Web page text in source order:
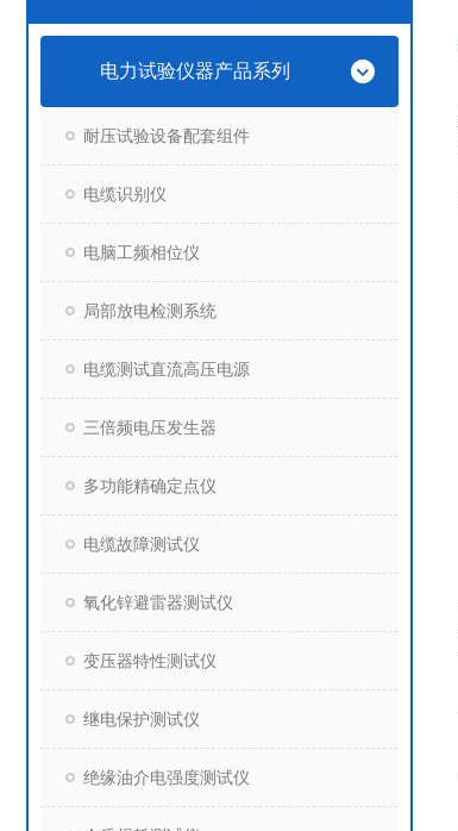
电力试验仪器产品系列
耐压试验设备配套组件
电缆识别仪
电脑工频相位仪
局部放电检测系统
电缆测试直流高压电源
三倍频电压发生器
多功能精确定点仪
电缆故障测试仪
氧化锌避雷器测试仪
变压器特性测试仪
继电保护测试仪
绝缘油介电强度测试仪